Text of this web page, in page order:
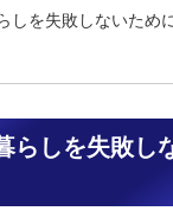
しを失敗しないため
らしを失敗し